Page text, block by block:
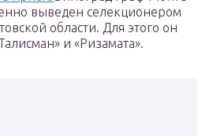
выведен селекционером
области. Для этого он
и «Ризамата».